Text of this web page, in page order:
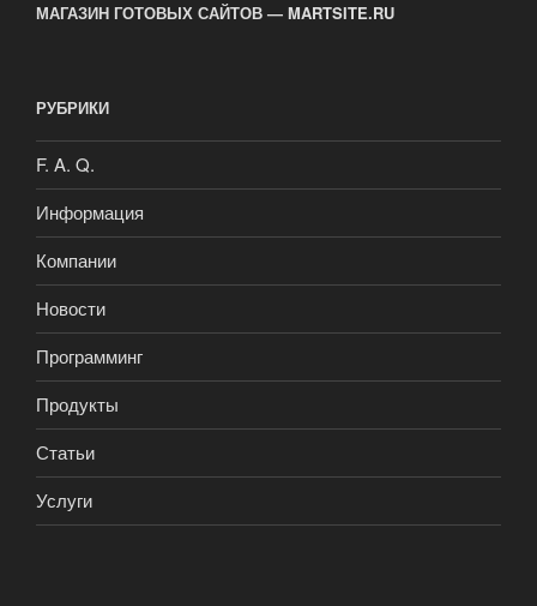
МАГАЗИН ГОТОВЫХ САЙТОВ — MARTSITE.RU
РУБРИКИ
F. A. Q.
Информация
Компании
Новости
Программинг
Продукты
Статьи
Услуги